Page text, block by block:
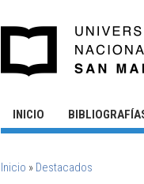
INICIO
SE ENCUENTRA USTED AQUÍ
Inicio » Destacados